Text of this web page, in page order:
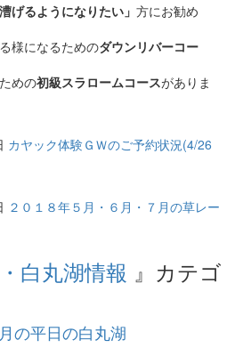
げるようになりたい」 方にお勧め
様になるためのダウンリバーコー
めの初級スラロームコースがありま
カヤック体験ＧＷのご予約状況(4/26
２０１８年５月・６月・７月の草レー
白丸湖情報 』カテゴ
の平日の白丸湖